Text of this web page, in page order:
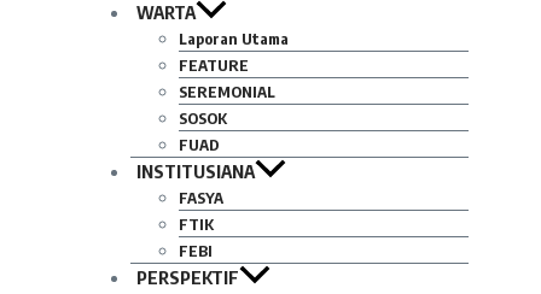
WARTA
Laporan Utama
FEATURE
SEREMONIAL
SOSOK
FUAD
INSTITUSIANA
FASYA
FTIK
FEBI
PERSPEKTIF